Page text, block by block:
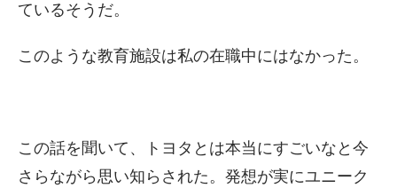
ているそうだ。
このような教育施設は私の在職中にはなかった。
この話を聞いて、トヨタとは本当にすごいなと今
さらながら思い知らされた。発想が実にユニーク